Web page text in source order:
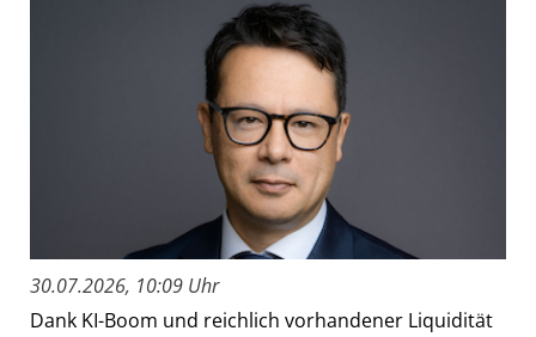
30.07.2026, 10:09 Uhr
Dank KI-Boom und reichlich vorhandener Liquidität